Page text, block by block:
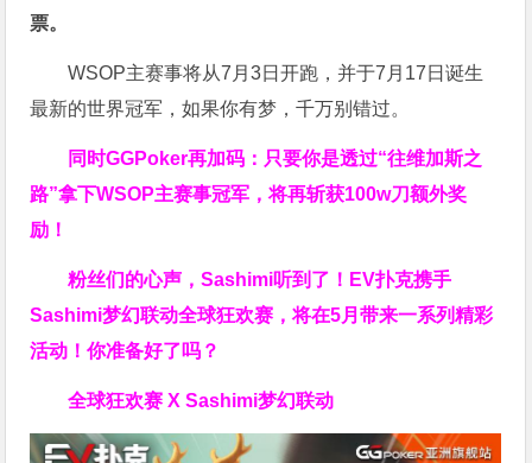
票。
WSOP主赛事将从7月3日开跑，并于7月17日诞生
最新的世界冠军，如果你有梦，千万别错过。
同时GGPoker再加码：只要你是透过“往维加斯之
路”拿下WSOP主赛事冠军，将再斩获100w刀额外奖
励！
粉丝们的心声，Sashimi听到了！EV扑克携手
Sashimi梦幻联动全球狂欢赛，将在5月带来一系列精彩
活动！你准备好了吗？
全球狂欢赛 X Sashimi梦幻联动